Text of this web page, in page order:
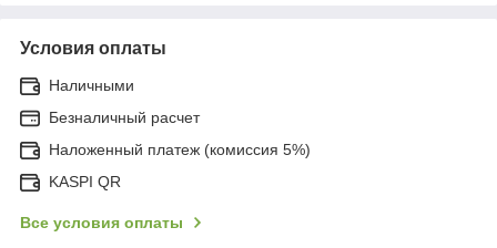
Условия оплаты
Наличными
Безналичный расчет
Наложенный платеж (комиссия 5%)
KASPI QR
Все условия оплаты